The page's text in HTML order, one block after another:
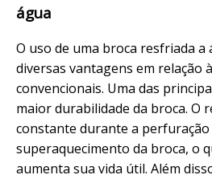
água
O uso de uma broca resfriada a
diversas vantagens em relação
convencionais. Uma das
maior durabilidade da broca. O
constante durante a perfuração
superaquecimento da broca, o
aumenta sua vida útil. Além